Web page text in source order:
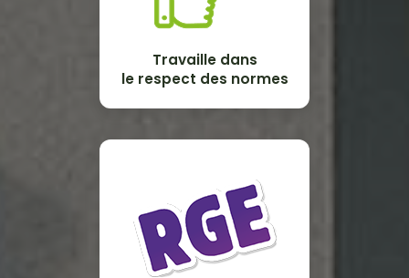
Travaille dans
le respect des normes